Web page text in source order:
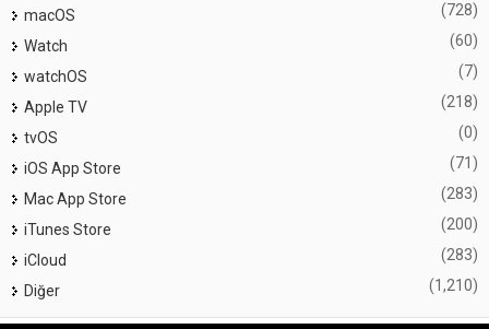
macOS (728)
Watch (60)
watchOS (7)
Apple TV (218)
tvOS (0)
iOS App Store (71)
Mac App Store (283)
iTunes Store (200)
iCloud (283)
Diğer (1,210)